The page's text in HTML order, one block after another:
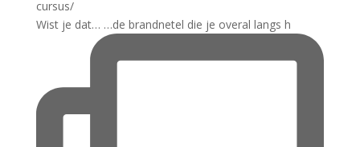
Wist je dat… …de brandnetel die je overal langs h